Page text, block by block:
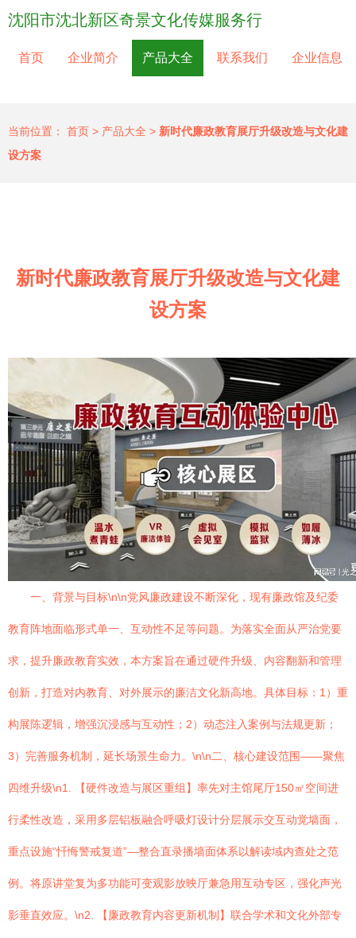
沈阳市沈北新区奇景文化传媒服务行
首页 企业简介 产品大全 联系我们 企业信息
当前位置： 首页 > 产品大全 > 新时代廉政教育展厅升级改造与文化建
设方案
新时代廉政教育展厅升级改造与文化建
设方案
一、背景与目标\n\n党风廉政建设不断深化，现有廉政馆及纪委
教育阵地面临形式单一、互动性不足等问题。为落实全面从严治党要
求，提升廉政教育实效，本方案旨在通过硬件升级、内容翻新和管理
创新，打造对内教育、对外展示的廉洁文化新高地。具体目标：1）重
构展陈逻辑，增强沉浸感与互动性；2）动态注入案例与法规更新；
3）完善服务机制，延长场景生命力。\n\n二、核心建设范围——聚焦
四维升级\n1. 【硬件改造与展区重组】率先对主馆尾厅150㎡空间进
行柔性改造，采用多层铝板融合呼吸灯设计分层展示交互动觉墙面，
重点设施“忏悔警戒复道”—整合直录播墙面体系以解读域内查处之范
例。将原讲堂复为多功能可变观影放映厅兼急用互动专区，强化声光
影垂直效应。\n2. 【廉政教育内容更新机制】联合学术和文化外部专